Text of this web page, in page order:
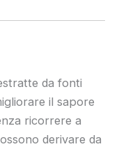
da fonti
il sapore
ricorrere a
derivare da